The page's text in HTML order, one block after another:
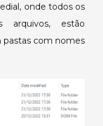
onde todos os
arquivos, estão
pastas com nomes